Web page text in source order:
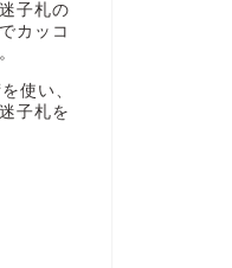
子札の
カッコ
使い、
子札を